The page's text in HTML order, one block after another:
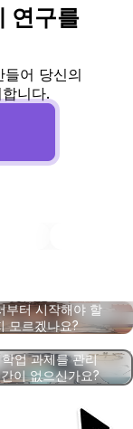
연구를
어 당신의
니다.
부터 시작해야 할
모르겠나요?
업 과제를 관리
이 없으신가요?